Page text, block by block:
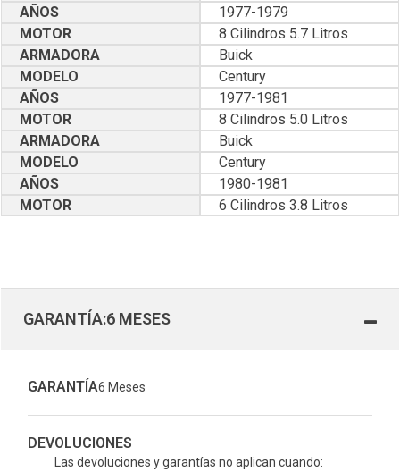
AÑOS
1977-1979
MOTOR
8 Cilindros 5.7 Litros
ARMADORA
Buick
MODELO
Century
AÑOS
1977-1981
MOTOR
8 Cilindros 5.0 Litros
ARMADORA
Buick
MODELO
Century
AÑOS
1980-1981
MOTOR
6 Cilindros 3.8 Litros
GARANTÍA:6 MESES
GARANTÍA6 Meses
DEVOLUCIONES
Las devoluciones y garantías no aplican cuando: